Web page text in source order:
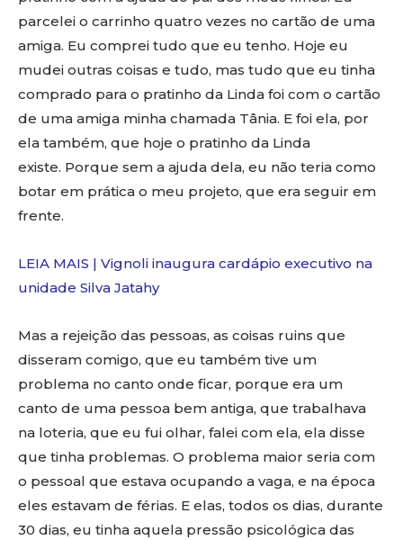
parcelei o carrinho quatro vezes no cartão de uma
amiga. Eu comprei tudo que eu tenho. Hoje eu
mudei outras coisas e tudo, mas tudo que eu tinha
comprado para o pratinho da Linda foi com o cartão
de uma amiga minha chamada Tânia. E foi ela, por
ela também, que hoje o pratinho da Linda
existe. Porque sem a ajuda dela, eu não teria como
botar em prática o meu projeto, que era seguir em
frente.
LEIA MAIS | Vignoli inaugura cardápio executivo na
unidade Silva Jatahy
Mas a rejeição das pessoas, as coisas ruins que
disseram comigo, que eu também tive um
problema no canto onde ficar, porque era um
canto de uma pessoa bem antiga, que trabalhava
na loteria, que eu fui olhar, falei com ela, ela disse
que tinha problemas. O problema maior seria com
o pessoal que estava ocupando a vaga, e na época
eles estavam de férias. E elas, todos os dias, durante
30 dias, eu tinha aquela pressão psicológica das